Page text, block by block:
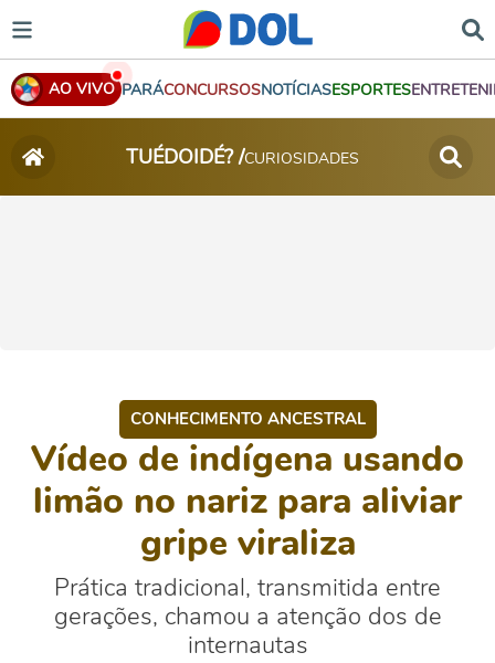
AO VIVO PARÁCONCURSOSNOTÍCIASESPORTES
TUÉDOIDÉ? /CURIOSIDADES
CONHECIMENTO ANCESTRAL
Vídeo de indígena usando
limão no nariz para aliviar
gripe viraliza
Prática tradicional, transmitida entre
gerações, chamou a atenção dos de
internautas